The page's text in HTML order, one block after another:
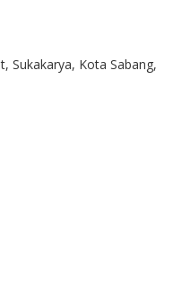
Sukakarya, Kota Sabang,